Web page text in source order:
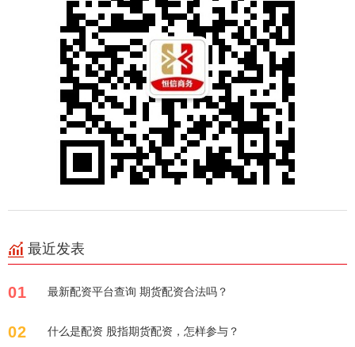
最近发表
01 最新配资平台查询 期货配资合法吗？
02 什么是配资 股指期货配资，怎样参与？